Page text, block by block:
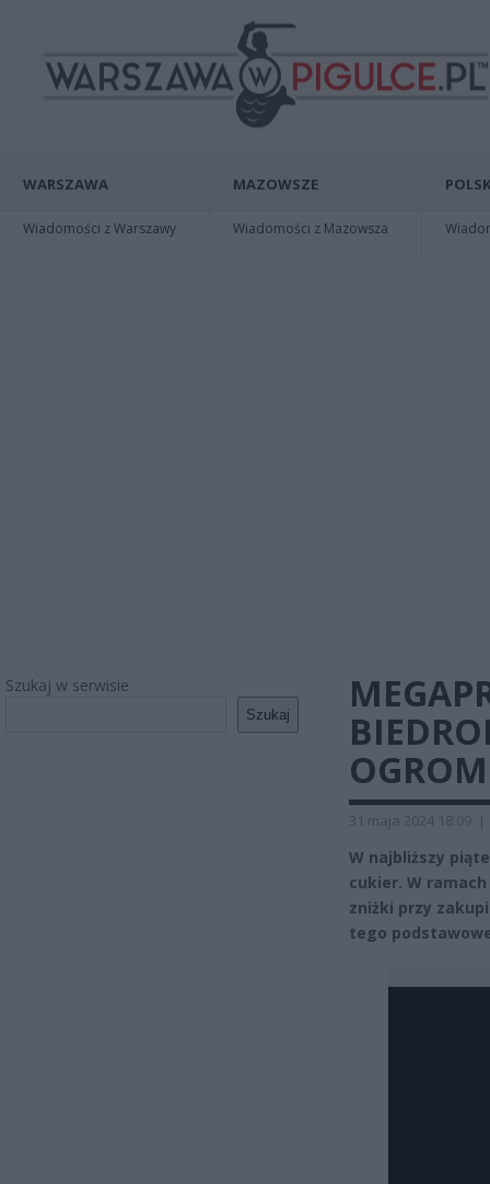
WARSZAWA
Wiadomości z Warszawy
MAZOWSZE
Wiadomości z Mazowsza
Szukaj w serwisie
Szukaj
31 maja 2024 18:09 |
W najbliższy
cukier. W
zniżki przy
tego